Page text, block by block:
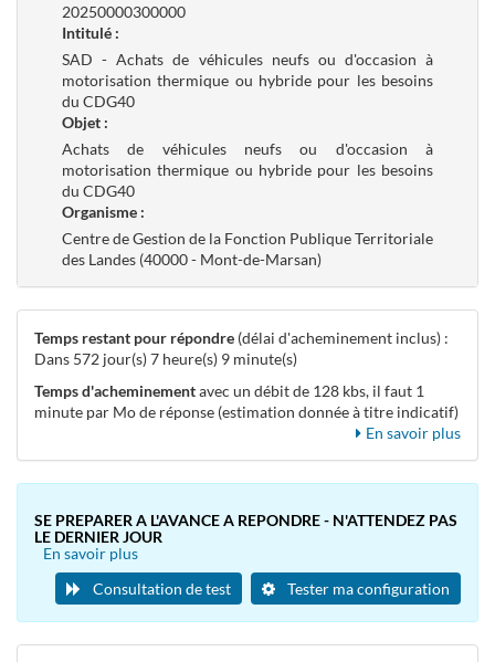
20250000300000
Intitulé :
SAD - Achats de véhicules neufs ou d'occasion à
motorisation thermique ou hybride pour les besoins
du CDG40
Objet :
Achats de véhicules neufs ou d'occasion à
motorisation thermique ou hybride pour les besoins
du CDG40
Organisme :
Centre de Gestion de la Fonction Publique Territoriale
des Landes (40000 - Mont-de-Marsan)
Temps restant pour répondre (délai d'acheminement inclus) :
Dans 572 jour(s) 7 heure(s) 9 minute(s)
Temps d'acheminementavec un débit de 128 kbs, il faut 1
minute par Mo de réponse (estimation donnée à titre indicatif)
En savoir plus
SE PREPARER A L'AVANCE A REPONDRE - N'ATTENDEZ PAS
LE DERNIER JOUR
En savoir plus
Tester ma configuration
Consultation de test